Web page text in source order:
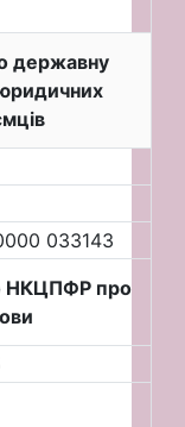
державну
033143
НКЦПФР про